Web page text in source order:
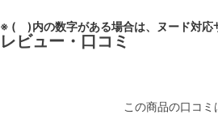
※ ( )内の数字がある場合は、ヌード対応
レビュー・口コミ
この商品の口コ